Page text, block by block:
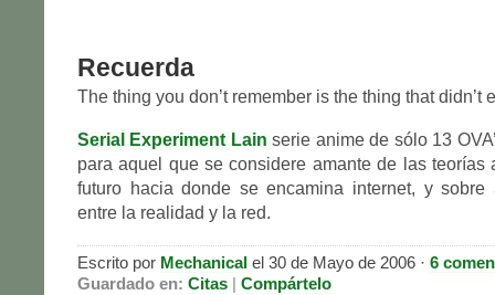
Recuerda
The thing you don’t remember is the thing that didn’t
Serial Experiment Lainserie anime de sólo 13
para aquel que se considere amante de las teorías
futuro hacia donde se encamina internet, y sobre
entre la realidad y la red.
Escrito por Mechanical el 30 de Mayo de 2006 · 6
Guardado en: Citas | Compártelo